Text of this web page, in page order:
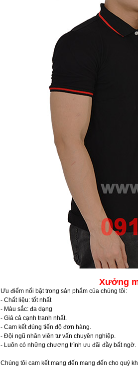
Xưởng
Ưu điểm nổi bật trong sản phẩm của chúng tôi:
- Chất liệu: tốt nhất
- Màu sắc: đa dạng
- Giá cả cạnh tranh nhất.
- Cam kết đúng tiến độ đơn hàng.
- Đội ngũ nhân viên tư vấn chuyên nghiệp.
- Luôn có những chương trình ưu đãi đầy bất ngờ.
Chúng tôi cam kết mang đến mang đến cho quý